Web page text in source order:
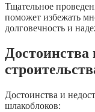
Тщательное
поможет избежать
долговечность и
Достоинства
Достоинства и
шлакоблоков: